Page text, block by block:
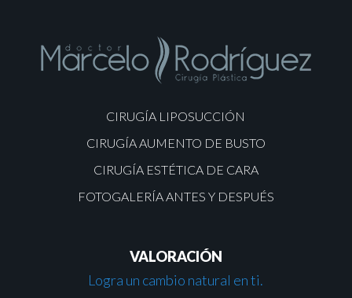
CIRUGÍA LIPOSUCCIÓN
CIRUGÍA AUMENTO DE BUSTO
CIRUGÍA ESTÉTICA DE CARA
FOTOGALERÍA ANTES Y DESPUÉS
VALORACIÓN
Logra un cambio natural en ti.